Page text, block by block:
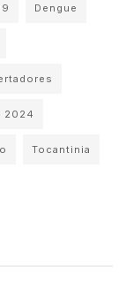
Dengue
2024
Tocantinia